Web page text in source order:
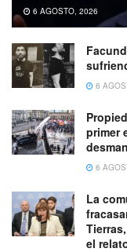
6 AGOSTO, 2026
6
primer
6
La
el